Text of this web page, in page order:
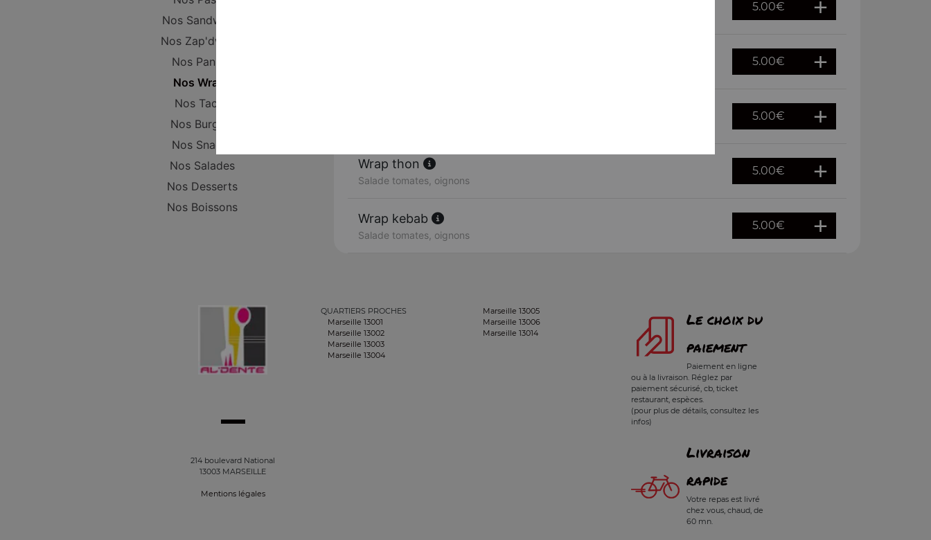
Nos Sandwichs
Nos Zap'dwichs
Nos Paninis
Nos Wraps
Nos Tacos
Nos Burgers
Nos Snacks
Nos Salades
Nos Desserts
Nos Boissons
5.00€
5.00€
5.00€
Wrap thon
Salade tomates, oignons
5.00€
Wrap kebab
Salade tomates, oignons
5.00€
214 boulevard National
13003 MARSEILLE
Mentions légales
QUARTIERS PROCHES
Marseille 13001
Marseille 13002
Marseille 13003
Marseille 13004
Marseille 13005
Marseille 13006
Marseille 13014
Le choix du
paiement
Paiement en ligne
ou à la livraison. Réglez par
paiement sécurisé, cb, ticket
restaurant, espèces.
(pour plus de détails, consultez les
infos)
Livraison
rapide
Votre repas est livré
chez vous, chaud, de
60 mn.